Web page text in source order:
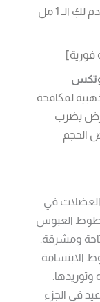
احتفالاً بيوم التأسيس، نقدم لكِ الـ 1 مل
فورية]
لمكافحة
يضرب
الحجم
العضلات في
خطوط العبوس
ومشرقة.
الابتسامة
في الجزء